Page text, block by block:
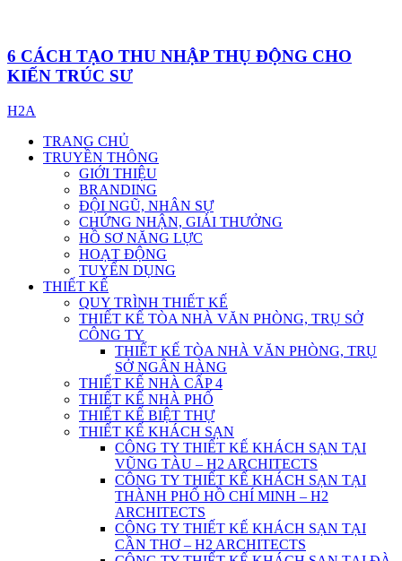
6 CÁCH TẠO THU NHẬP THỤ ĐỘNG CHO
KIẾN TRÚC SƯ
H2A
TRANG CHỦ
TRUYỀN THÔNG
GIỚI THIỆU
BRANDING
ĐỘI NGŨ, NHÂN SỰ
CHỨNG NHẬN, GIẢI THƯỞNG
HỒ SƠ NĂNG LỰC
HOẠT ĐỘNG
TUYỂN DỤNG
THIẾT KẾ
QUY TRÌNH THIẾT KẾ
THIẾT KẾ TÒA NHÀ VĂN PHÒNG, TRỤ SỞ
CÔNG TY
THIẾT KẾ TÒA NHÀ VĂN PHÒNG, TRỤ
SỞ NGÂN HÀNG
THIẾT KẾ NHÀ CẤP 4
THIẾT KẾ NHÀ PHỐ
THIẾT KẾ BIỆT THỰ
THIẾT KẾ KHÁCH SẠN
CÔNG TY THIẾT KẾ KHÁCH SẠN TẠI
VŨNG TÀU – H2 ARCHITECTS
CÔNG TY THIẾT KẾ KHÁCH SẠN TẠI
THÀNH PHỐ HỒ CHÍ MINH – H2
ARCHITECTS
CÔNG TY THIẾT KẾ KHÁCH SẠN TẠI
CẦN THƠ – H2 ARCHITECTS